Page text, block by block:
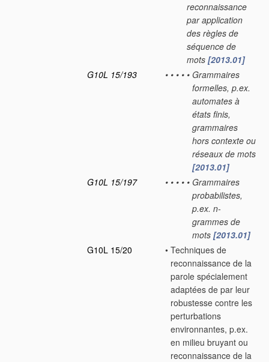
reconnaissance
par application
des règles de
séquence de
mots [2013.01]
G10L 15/193
• • • • • Grammaires
formelles, p.ex.
automates à
états finis,
grammaires
hors contexte ou
réseaux de mots
[2013.01]
G10L 15/197
• • • • • Grammaires
probabilistes,
p.ex. n-
grammes de
mots [2013.01]
G10L 15/20
• Techniques de
reconnaissance de la
parole spécialement
adaptées de par leur
robustesse contre les
perturbations
environnantes, p.ex.
en milieu bruyant ou
reconnaissance de la